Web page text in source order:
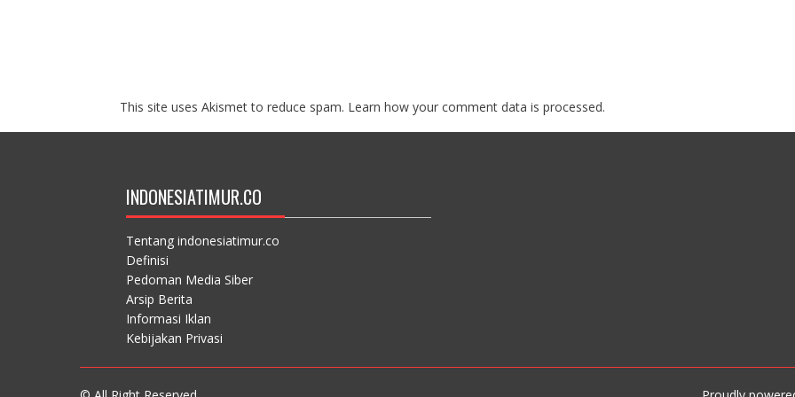
This site uses Akismet to reduce spam. Learn how your comment data is processed.
INDONESIATIMUR.CO
Tentang indonesiatimur.co
Definisi
Pedoman Media Siber
Arsip Berita
Informasi Iklan
Kebijakan Privasi